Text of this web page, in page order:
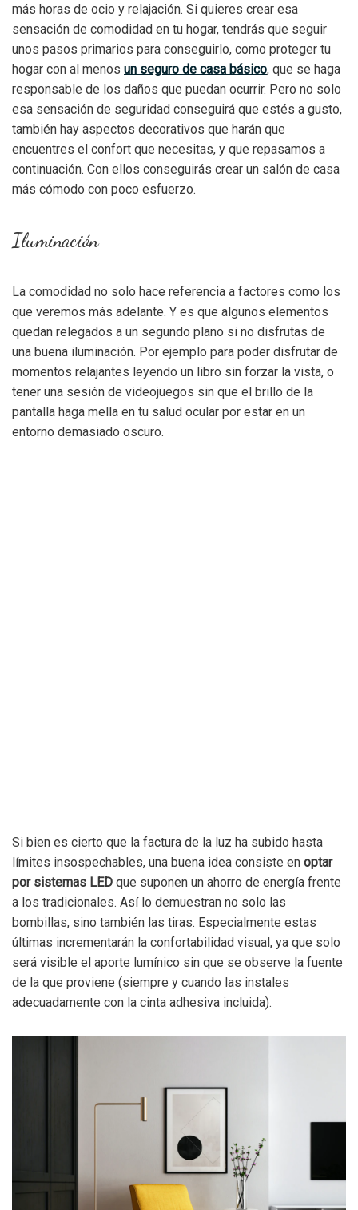
más horas de ocio y relajación. Si quieres crear esa
sensación de comodidad en tu hogar, tendrás que seguir
unos pasos primarios para conseguirlo, como proteger tu
hogar con al menos un seguro de casa básico, que se haga
responsable de los daños que puedan ocurrir. Pero no solo
esa sensación de seguridad conseguirá que estés a gusto,
también hay aspectos decorativos que harán que
encuentres el confort que necesitas, y que repasamos a
continuación. Con ellos conseguirás crear un salón de casa
más cómodo con poco esfuerzo.
Iluminación
La comodidad no solo hace referencia a factores como los
que veremos más adelante. Y es que algunos elementos
quedan relegados a un segundo plano si no disfrutas de
una buena iluminación. Por ejemplo para poder disfrutar de
momentos relajantes leyendo un libro sin forzar la vista, o
tener una sesión de videojuegos sin que el brillo de la
pantalla haga mella en tu salud ocular por estar en un
entorno demasiado oscuro.
Si bien es cierto que la factura de la luz ha subido hasta
límites insospechables, una buena idea consiste en optar
por sistemas LED que suponen un ahorro de energía frente
a los tradicionales. Así lo demuestran no solo las
bombillas, sino también las tiras. Especialmente estas
últimas incrementarán la confortabilidad visual, ya que solo
será visible el aporte lumínico sin que se observe la fuente
de la que proviene (siempre y cuando las instales
adecuadamente con la cinta adhesiva incluida).